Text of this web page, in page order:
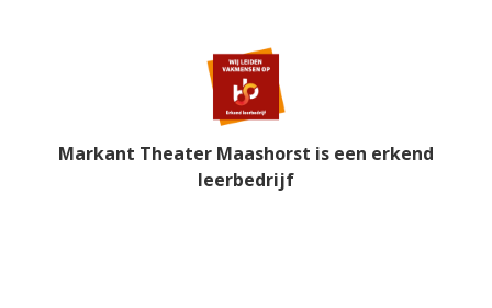
Markant Theater Maashorst is een erkend
leerbedrijf